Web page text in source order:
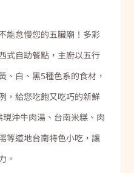
能怠慢您的五臟廟！多彩
式自助餐點，主廚以五行
、白、黑5種色系的食材，
，給您吃飽又吃巧的新鮮
沖牛肉湯、台南米糕、肉
等道地台南特色小吃，讓
。